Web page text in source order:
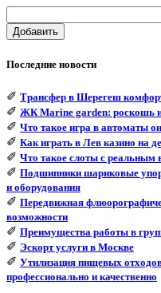
Добавить
Последние новости
✐ Трансфер в Шерегеш
✐ ЖК Marine garden: роскошь
✐ Что такое игра в автоматы
✐ Как играть в Лев казино на
✐ Что такое слоты с реальным
✐ Подшипники шариковые
и оборудования
✐ Передвижная
возможности
✐ Преимущества работы в
✐ Эскорт услуги в Москве
✐ Утилизация пищевых
профессионально и качественно